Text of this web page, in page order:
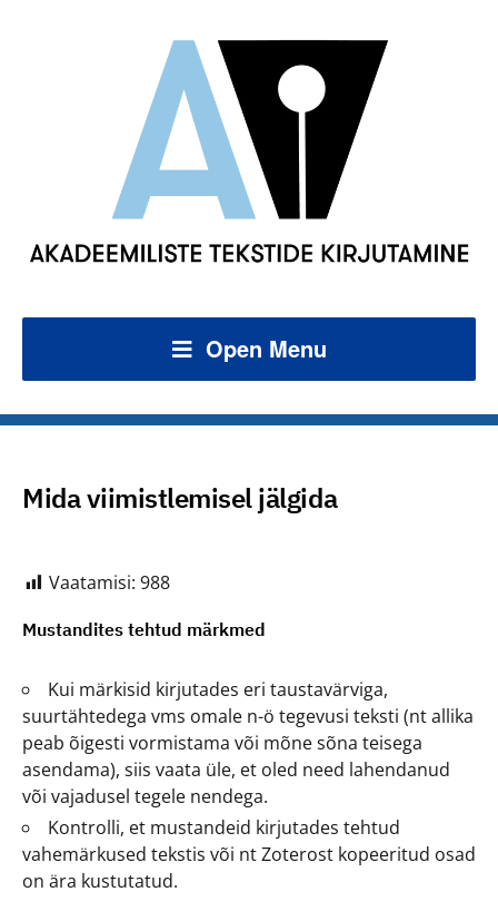
Open Menu
Mida viimistlemisel jälgida
Vaatamisi: 988
Mustandites tehtud märkmed
Kui märkisid kirjutades eri taustavärviga,
suurtähtedega vms omale n-ö tegevusi teksti (nt allika
peab õigesti vormistama või mõne sõna teisega
asendama), siis vaata üle, et oled need lahendanud
või vajadusel tegele nendega.
Kontrolli, et mustandeid kirjutades tehtud
vahemärkused tekstis või nt Zoterost kopeeritud osad
on ära kustutatud.